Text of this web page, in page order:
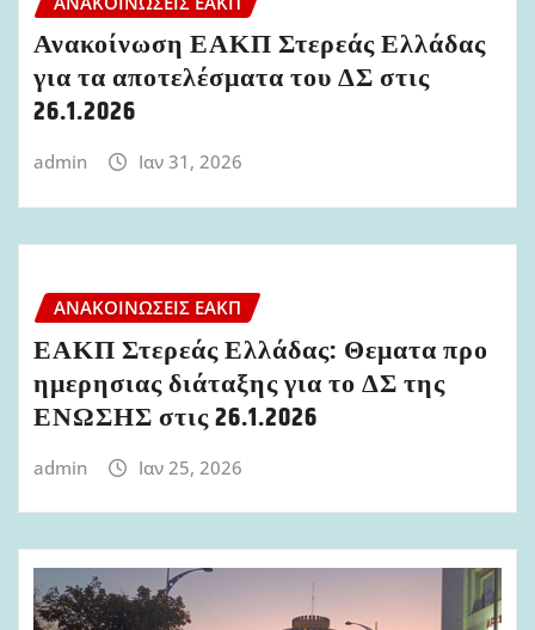
Ανακοίνωση ΕΑΚΠ Στερεάς Ελλάδας
για τα αποτελέσματα του ΔΣ στις
26.1.2026
admin Ιαν 31, 2026
ΑΝΑΚΟΙΝΏΣΕΙΣ ΕΑΚΠ
ΕΑΚΠ Στερεάς Ελλάδας: Θεματα προ
ημερησιας διάταξης για το ΔΣ της
ΕΝΩΣΗΣ στις 26.1.2026
admin Ιαν 25, 2026